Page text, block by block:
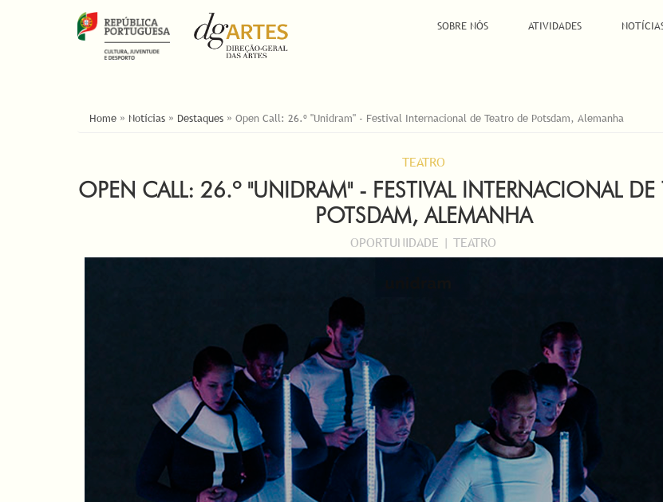
SOBRE NÓS ATIVIDADES
ESTÁ AQUI
Home » Notícias » Destaques » Open Call: 26.º "Unidram" - Festival Internacional de Teatro de Potsdam, Alemanha
TEATRO
OPEN CALL: 26.º "UNIDRAM" - FESTIVAL INTERNACIONAL DE
POTSDAM, ALEMANHA
OPORTUNIDADE | TEATRO